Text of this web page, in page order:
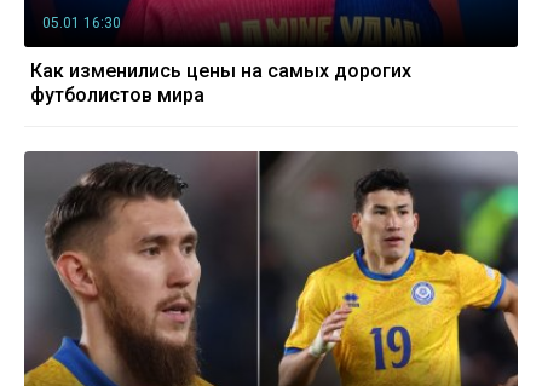
05.01 16:30
Как изменились цены на самых дорогих
футболистов мира